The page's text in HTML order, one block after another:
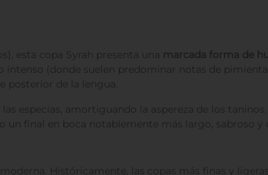
esta copa Syrah presenta una marcada forma de
(donde suelen predominar notas de
posterior de la lengua.
las especias, amortiguando la aspereza de los
un final en boca notablemente más largo, sabroso
Históricamente, las copas más finas y